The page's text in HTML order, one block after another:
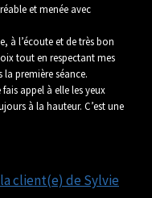
et menée avec
à l’écoute et de très bon
tout en respectant mes
la première séance.
appel à elle les yeux
à la hauteur. C’est une
la client(e) de Sylvie